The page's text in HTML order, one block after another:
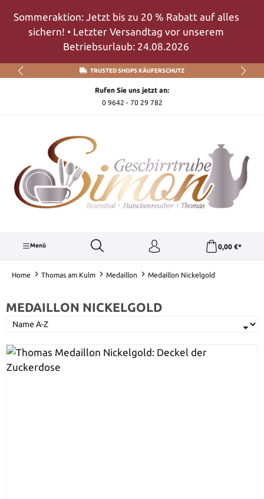
Zum Hauptinhalt springen
Sommeraktion: Jetzt bis zu 20 % Rabatt auf alles
sichern! • Letzter Versandtag vor unserem
Betriebsurlaub: 24.08.2026
TRUSTED SHOPS KÄUFERSCHUTZ
Rufen Sie uns jetzt an:
0 9642 - 70 29 782
Menü 0,00 €*
Home Thomas am Kulm Medaillon Medaillon Nickelgold
MEDAILLON NICKELGOLD